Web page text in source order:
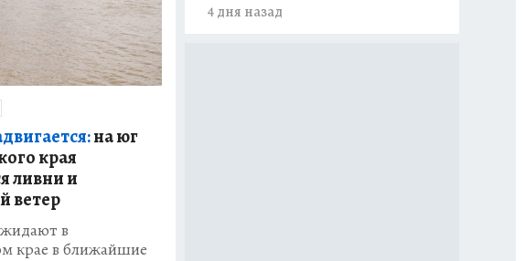
на юг
края
ливни и
ветер
в
крае в ближайшие
4 дня назад